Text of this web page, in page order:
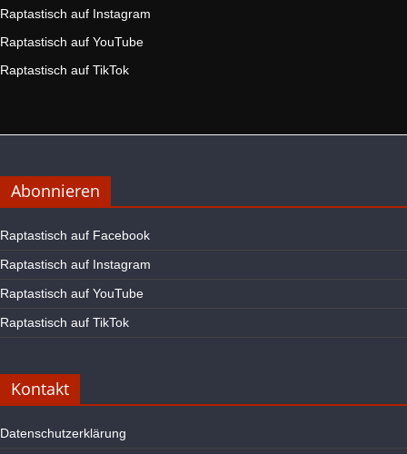
Raptastisch auf Instagram
Raptastisch auf YouTube
Raptastisch auf TikTok
Abonnieren
Raptastisch auf Facebook
Raptastisch auf Instagram
Raptastisch auf YouTube
Raptastisch auf TikTok
Kontakt
Datenschutzerklärung